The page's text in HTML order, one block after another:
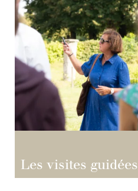
Les visites guidées